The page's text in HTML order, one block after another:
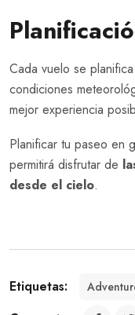
Cada vuelo se
condiciones
mejor experiencia
Planificar tu paseo en
permitirá disfrutar de
desde el cielo.
Etiquetas: